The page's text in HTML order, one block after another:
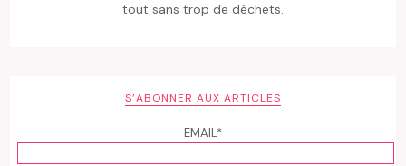
tout sans trop de déchets.
S’ABONNER AUX ARTICLES
EMAIL*